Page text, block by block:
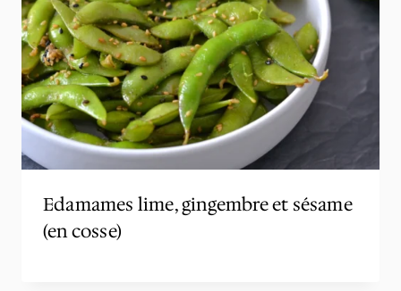
Edamames lime, gingembre et sésame
(en cosse)